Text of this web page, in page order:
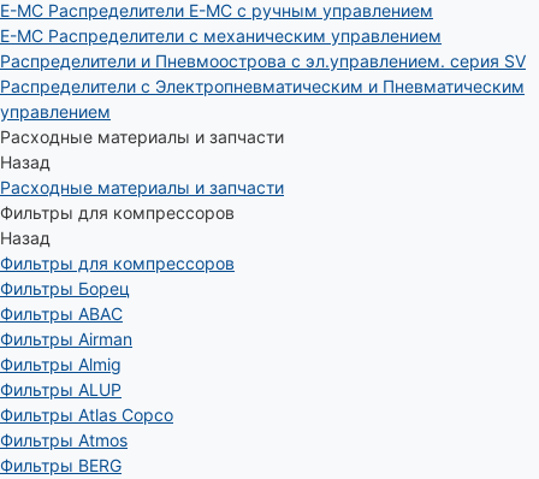
E-MC Распределители E-MC с ручным управлением
E-MC Распределители с механическим управлением
Распределители и Пневмоострова с эл.управлением. серия SV
Распределители с Электропневматическим и Пневматическим
управлением
Расходные материалы и запчасти
Назад
Расходные материалы и запчасти
Фильтры для компрессоров
Назад
Фильтры для компрессоров
Фильтры Борец
Фильтры ABAC
Фильтры Airman
Фильтры Almig
Фильтры ALUP
Фильтры Atlas Copco
Фильтры Atmos
Фильтры BERG